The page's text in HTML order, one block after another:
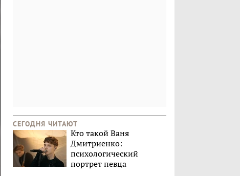
СЕГОДНЯ ЧИТАЮТ
Кто такой Ваня
Дмитриенко:
психологический
портрет певца